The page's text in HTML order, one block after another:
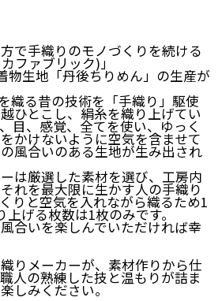
琴浦町（鳥取県）
）大山町（鳥取県）
日野町（鳥取県）
松江市（島根県）
安来市（島根県）
倉敷市（岡山県）
瀬戸内市（岡山県）
四国エリア
砥部町（愛媛県）
で手織りのモノづくりを続ける
ファブリック)」
物生地「丹後ちりめん」の生産が
織る昔の技術を「手織り」駆使
ひとこし、絹糸を織り上げてい
目、感覚、全てを使い、ゆっく
かけないように空気を含ませて
風合いのある生地が生み出され
は厳選した素材を選び、工房内
れを最大限に生かす人の手織り
りと空気を入れながら織るため1
げる枚数は1枚のみです。
合いを楽しんでいただければ幸
りメーカーが、素材作りから仕
人の熟練した技と温もりが詰ま
しみください。